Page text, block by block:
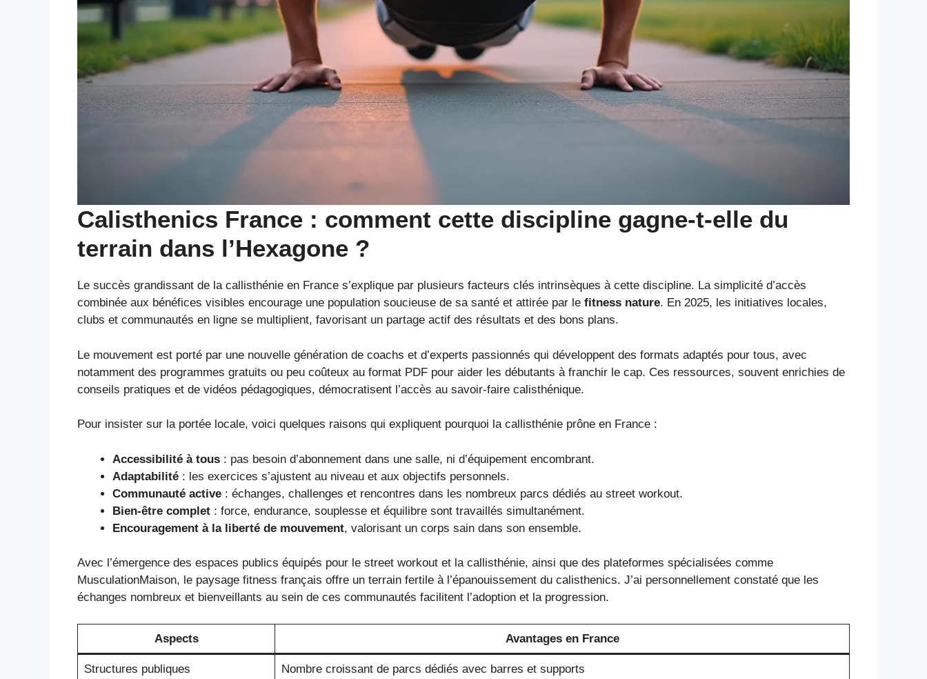
Calisthenics France : comment cette discipline gagne-t-elle du
terrain dans l’Hexagone ?
Le succès grandissant de la callisthénie en France s’explique par plusieurs facteurs clés intrinsèques à cette discipline. La simplicité d’accès
combinée aux bénéfices visibles encourage une population soucieuse de sa santé et attirée par le fitness nature. En 2025, les initiatives locales,
clubs et communautés en ligne se multiplient, favorisant un partage actif des résultats et des bons plans.
Le mouvement est porté par une nouvelle génération de coachs et d’experts passionnés qui développent des formats adaptés pour tous, avec
notamment des programmes gratuits ou peu coûteux au format PDF pour aider les débutants à franchir le cap. Ces ressources, souvent enrichies de
conseils pratiques et de vidéos pédagogiques, démocratisent l’accès au savoir-faire calisthénique.
Pour insister sur la portée locale, voici quelques raisons qui expliquent pourquoi la callisthénie prône en France :
Accessibilité à tous : pas besoin d’abonnement dans une salle, ni d’équipement encombrant.
Adaptabilité : les exercices s’ajustent au niveau et aux objectifs personnels.
Communauté active : échanges, challenges et rencontres dans les nombreux parcs dédiés au street workout.
Bien-être complet : force, endurance, souplesse et équilibre sont travaillés simultanément.
Encouragement à la liberté de mouvement, valorisant un corps sain dans son ensemble.
Avec l’émergence des espaces publics équipés pour le street workout et la callisthénie, ainsi que des plateformes spécialisées comme
MusculationMaison, le paysage fitness français offre un terrain fertile à l’épanouissement du calisthenics. J’ai personnellement constaté que les
échanges nombreux et bienveillants au sein de ces communautés facilitent l’adoption et la progression.
Aspects Avantages en France
Structures publiques Nombre croissant de parcs dédiés avec barres et supports